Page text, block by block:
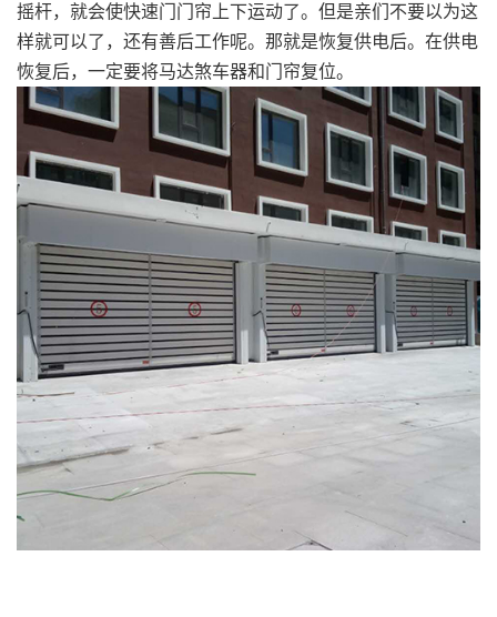
摇杆，就会使快速门门帘上下运动了。但是亲们不要以为这
样就可以了，还有善后工作呢。那就是恢复供电后。在供电
恢复后，一定要将马达煞车器和门帘复位。